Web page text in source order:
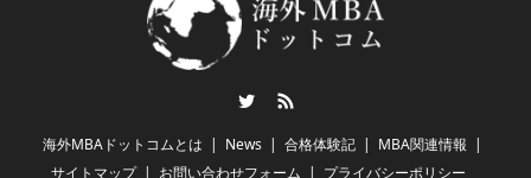
海外MBAドットコムとは News 合格体験記
MBA関連情報
サイトマップ
お問い合わせフォーム プライバシーポリシー